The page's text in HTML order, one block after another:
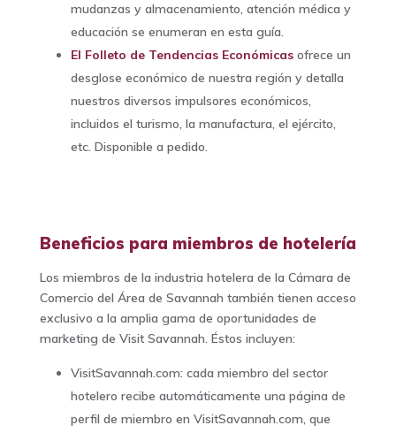
mudanzas y almacenamiento, atención médica y
educación se enumeran en esta guía.
El Folleto de Tendencias Económicasofrece un
desglose económico de nuestra región y detalla
nuestros diversos impulsores económicos,
incluidos el turismo, la manufactura, el ejército,
etc. Disponible a pedido.
Beneficios para miembros de hotelería
Los miembros de la industria hotelera de la Cámara de
Comercio del Área de Savannah también tienen acceso
exclusivo a la amplia gama de oportunidades de
marketing de Visit Savannah. Éstos incluyen:
VisitSavannah.com: cada miembro del sector
hotelero recibe automáticamente una página de
perfil de miembro en VisitSavannah.com, que